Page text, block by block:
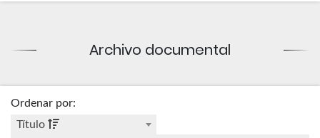
Archivo documental
Ordenar por:
Título